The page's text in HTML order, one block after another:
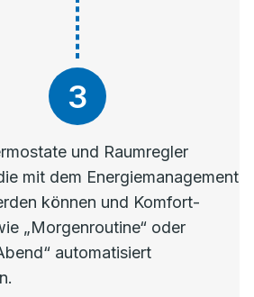
und Raumregler
mit dem Energiemanagement
können und Komfort-
„Morgenroutine“ oder
automatisiert